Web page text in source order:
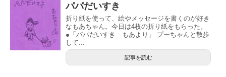
パパだいすき
折り紙を使って、絵やメッセージを書くのが好き
なもあちゃん。今日は4枚の折り紙をもらった。
●「パパだいすき もあより」 プーちゃんと散歩
して...
記事を読む